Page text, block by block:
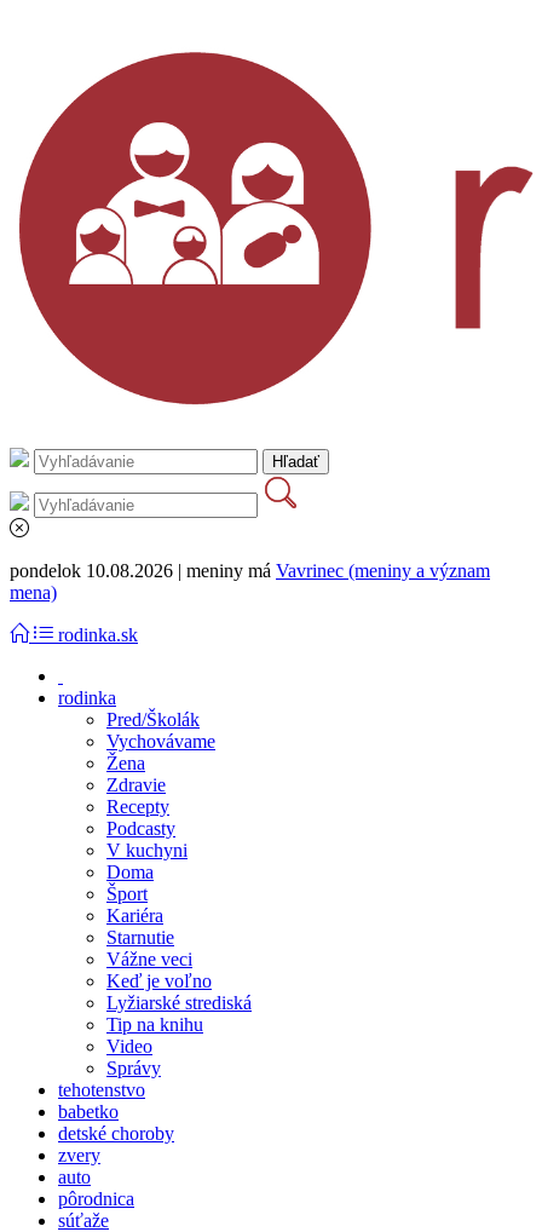
pondelok 10.08.2026 | meniny má Vavrinec (meniny a význam
mena)
rodinka.sk
rodinka
Pred/Školák
Vychovávame
Žena
Zdravie
Recepty
Podcasty
V kuchyni
Doma
Šport
Kariéra
Starnutie
Vážne veci
Keď je voľno
Lyžiarské strediská
Tip na knihu
Video
Správy
tehotenstvo
babetko
detské choroby
zvery
auto
pôrodnica
súťaže